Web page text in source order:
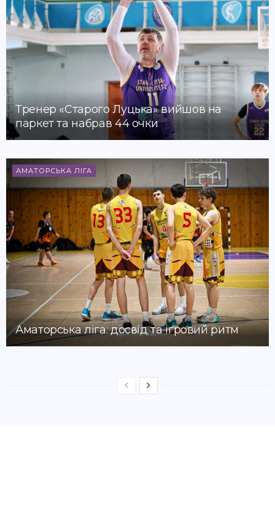
Тренер «Старого Луцька» вийшов на
паркет та набрав 44 очки
АМАТОРСЬКА ЛІГА
Аматорська ліга: досвід та ігровий ритм